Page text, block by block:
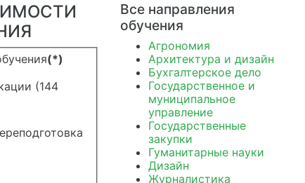
(*)
(144
Все направления
обучения
Агрономия
Архитектура и дизайн
Бухгалтерское дело
Государственное и
муниципальное
управление
Государственные
закупки
Гуманитарные науки
Дизайн
Журналистика